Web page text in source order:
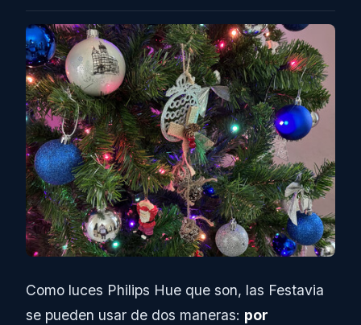
Como luces Philips Hue que son, las Festavia
se pueden usar de dos maneras: por